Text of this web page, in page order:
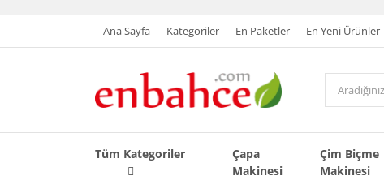
Ana Sayfa Kategoriler En Paketler En Yeni Ürünler
Tüm Kategoriler
Çapa
Makinesi
Çim Biçme
Makinesi